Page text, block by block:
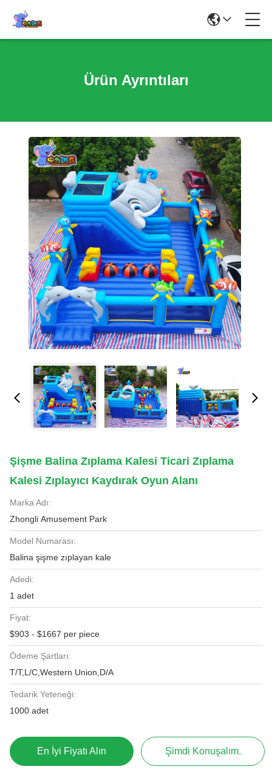
Ürün Ayrıntıları
Şişme Balina Zıplama Kalesi Ticari Zıplama
Kalesi Zıplayıcı Kaydırak Oyun Alanı
Marka Adı:
Zhongli Amusement Park
Model Numarası:
Balina şişme zıplayan kale
Adedi:
1 adet
Fiyat:
$903 - $1667 per piece
Ödeme Şartları:
T/T,L/C,Western Union,D/A
Tedarik Yeteneği:
1000 adet
En İyi Fiyatı Alın Şimdi Konuşalım.